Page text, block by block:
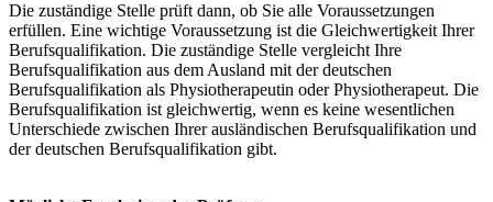
Die zuständige Stelle prüft dann, ob Sie alle Voraussetzungen
erfüllen. Eine wichtige Voraussetzung ist die Gleichwertigkeit Ihrer
Berufsqualifikation. Die zuständige Stelle vergleicht Ihre
Berufsqualifikation aus dem Ausland mit der deutschen
Berufsqualifikation als Physiotherapeutin oder Physiotherapeut. Die
Berufsqualifikation ist gleichwertig, wenn es keine wesentlichen
Unterschiede zwischen Ihrer ausländischen Berufsqualifikation und
der deutschen Berufsqualifikation gibt.